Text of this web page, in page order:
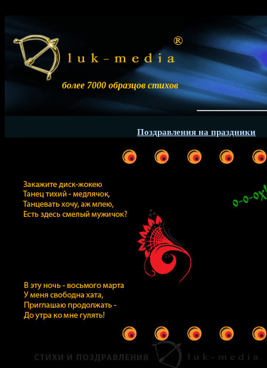
более 7000 образцов стихов
Поздравления на праздники